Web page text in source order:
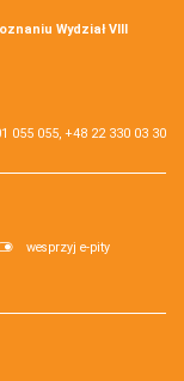
Wydział VIII
055 055, +48 22 330 03 30
wesprzyj e-pity